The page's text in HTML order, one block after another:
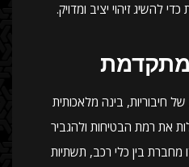
חיבוריות, בינה מלאכותית
את רמת הבטיחות ולהגביר
מחברת בין כלי רכב, תשתיות